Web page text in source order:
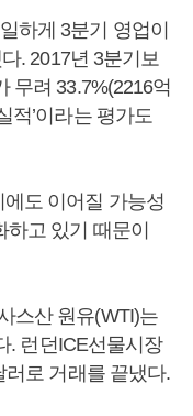
하게 3분기 영업이
. 2017년 3분기보
무려 33.7%(2216억
적’이라는 평가도
도 이어질 가능성
고 있기 때문이
스산 원유(WTI)는
. 런던ICE선물시장
러로 거래를 끝냈다.